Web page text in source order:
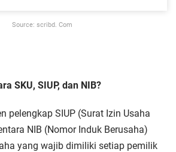
Source: scribd. Com
SKU, SIUP, dan NIB?
pelengkap SIUP (Surat Izin Usaha
NIB (Nomor Induk Berusaha)
yang wajib dimiliki setiap pemilik